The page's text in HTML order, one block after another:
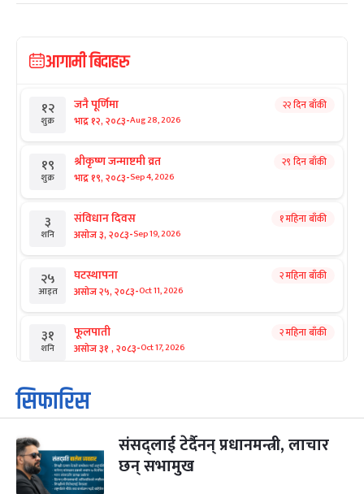
आगामी बिदाहरु
१२
शुक्र
जनै पूर्णिमा
भाद्र १२, २०८३-Aug 28, 2026
२२ दिन बाँकी
१९
शुक्र
श्रीकृष्ण जन्माष्टमी व्रत
भाद्र १९, २०८३-Sep 4, 2026
२९ दिन बाँकी
३
शनि
संविधान दिवस
असोज ३, २०८३-Sep 19, 2026
१ महिना बाँकी
२५
आइत
घटस्थापना
असोज २५, २०८३-Oct 11, 2026
२ महिना बाँकी
३१
शनि
फूलपाती
असोज ३१ , २०८३-Oct 17, 2026
२ महिना बाँकी
१
आइत
कार्तिक सङ्क्रान्ति
कार्तिक १, २०८३
३
मंगल
महानवमी
कार्तिक ३, २०८३-Oct 20, 2026
२ महिना बाँकी
सिफारिस
संसद्लाई टेर्दैनन् प्रधानमन्त्री, लाचार
छन् सभामुख